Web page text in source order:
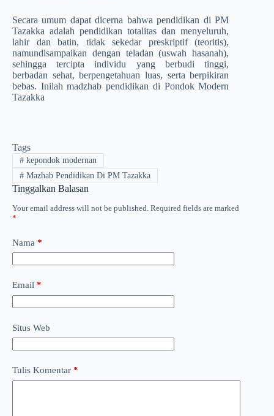
Secara umum dapat dicerna bahwa pendidikan di PM
Tazakka adalah pendidikan totalitas dan menyeluruh,
lahir dan batin, tidak sekedar preskriptif (teoritis),
namundisampaikan dengan teladan (uswah hasanah),
sehingga tercipta individu yang berbudi tinggi,
berbadan sehat, berpengetahuan luas, serta berpikiran
bebas. Inilah madzhab pendidikan di Pondok Modern
Tazakka
Tags
#kepondok modernan
#Mazhab Pendidikan Di PM Tazakka
Tinggalkan Balasan
Your email address will not be published. Required fields are marked
*
Nama *
Email *
Situs Web
Tulis Komentar *